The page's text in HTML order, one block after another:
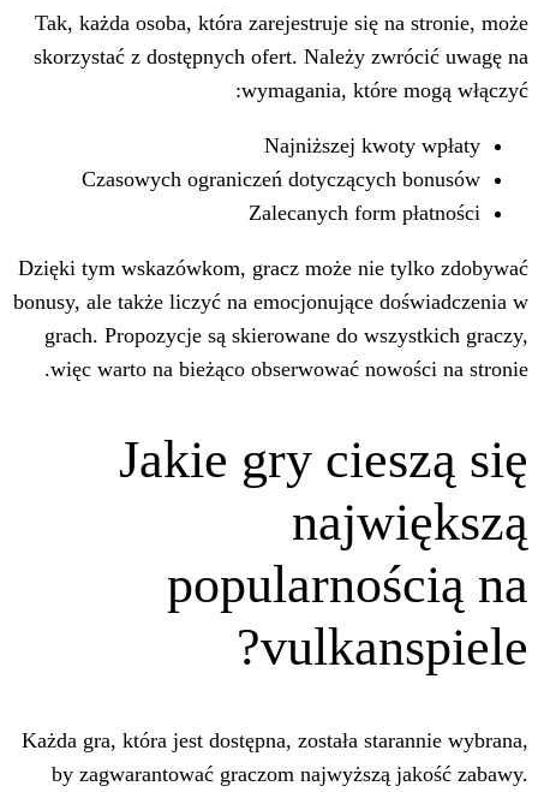
Tak, każda osoba, która zarejestruje
skorzystać z dostępnych ofert. Należy
wymagania,
Najniższej
Czasowych ograniczeń
Zalecanych
Dzięki tym wskazówkom, gracz może
bonusy, ale także liczyć na emocjonujące
grach. Propozycje są skierowane do
więc warto na bieżąco obserwować
Jakie gry
Każda gra, która jest dostępna, została
by zagwarantować graczom